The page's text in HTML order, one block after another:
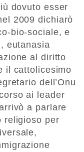
dovuto esser
2009 dichiarò
bio-sociale, e
eutanasia
al diritto
il cattolicesimo
dell’Onu
ai leader
a parlare
religioso per